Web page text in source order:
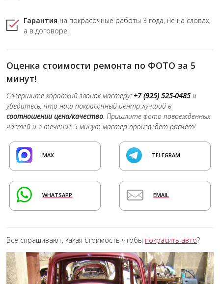
Гарантия на покрасочные работы 3 года, не на словах,
а в договоре!
Оценка стоимости ремонта по ФОТО за 5
минут!
Совершите короткий звонок мастеру: +7 (925) 525-0485 и
убедитесь, что наш покрасочный центр лучший в
соотношении цена/качество. Пришлите фото поврежденных
частей и в течение 5 минут мастер произведет расчет!
MAX TELEGRAM
WHATSAPP EMAIL
Все спрашивают, какая стоимость чтобы покрасить авто?